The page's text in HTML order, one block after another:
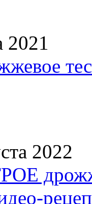
2021
2022